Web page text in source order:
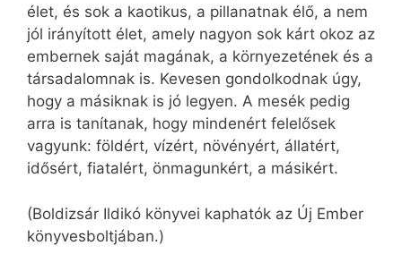
élet, és sok a kaotikus, a pillanatnak élő, a nem
jól irányított élet, amely nagyon sok kárt okoz az
embernek saját magának, a környezetének és a
társadalomnak is. Kevesen gondolkodnak úgy,
hogy a másiknak is jó legyen. A mesék pedig
arra is tanítanak, hogy mindenért felelősek
vagyunk: földért, vízért, növényért, állatért,
idősért, fiatalért, önmagunkért, a másikért.
(Boldizsár Ildikó könyvei kaphatók az Új Ember
könyvesboltjában.)